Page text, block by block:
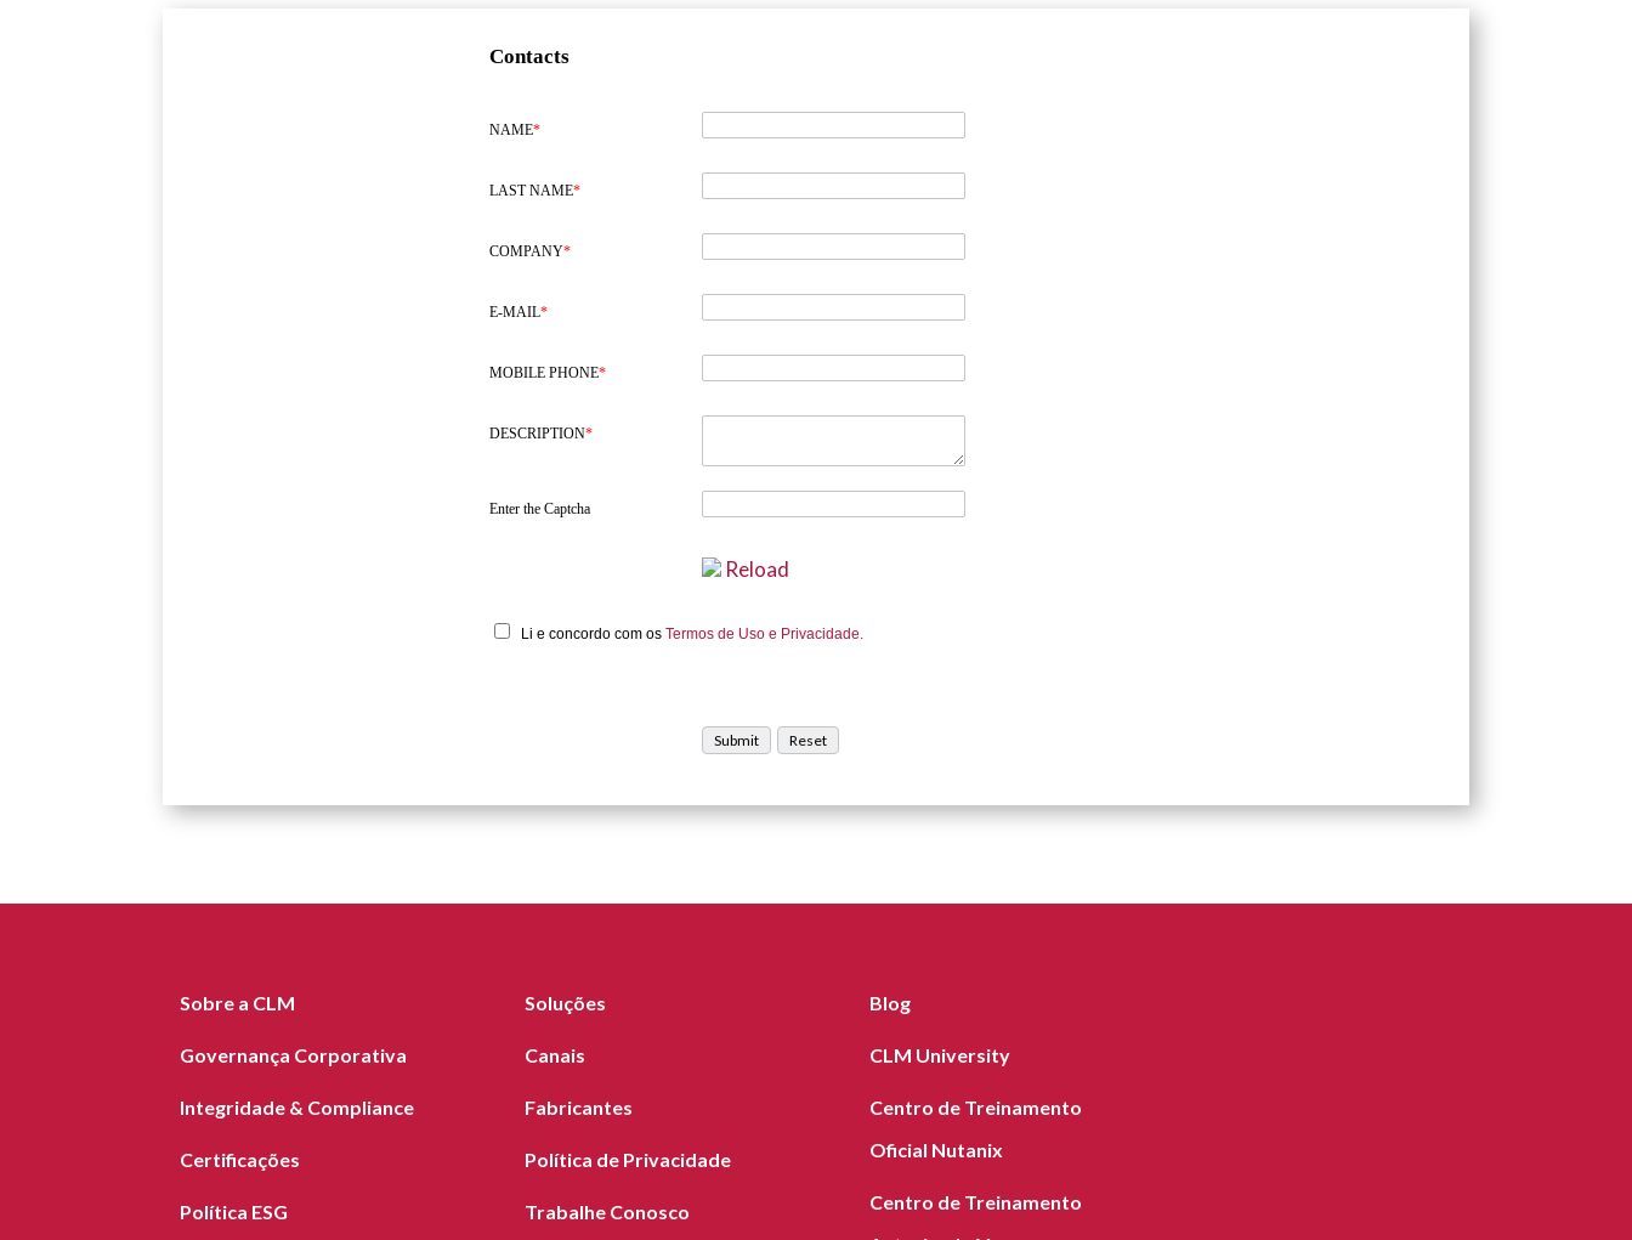
Contacts
NAME*
LAST NAME*
COMPANY*
E-MAIL*
MOBILE PHONE*
DESCRIPTION*
Enter the Captcha
Reload
Li e concordo com os Termos de Uso e Privacidade.
Sobre a CLM
Governança Corporativa
Integridade & Compliance
Certificações
Política ESG
Soluções
Canais
Fabricantes
Política de Privacidade
Trabalhe Conosco
Blog
CLM University
Centro de Treinamento
Oficial Nutanix
Centro de Treinamento